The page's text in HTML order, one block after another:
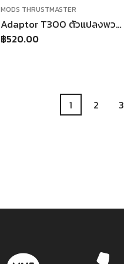
MODS THRUSTMASTER
Adaptor T300 ตัวแปลงพวงมาลัย T300 Thrustmaster T300 จอยพวงมาลัยเกมแข่งรถ ใช้กับ คอมพิวเตอร์ PS4 PS3
฿520.00
1 2 3